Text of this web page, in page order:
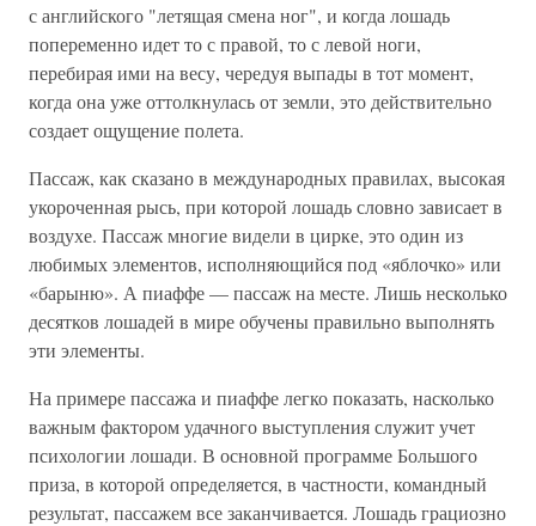
с английского "летящая смена ног", и когда лошадь
попеременно идет то с правой, то с левой ноги,
перебирая ими на весу, чередуя выпады в тот момент,
когда она уже оттолкнулась от земли, это действительно
создает ощущение полета.
Пассаж, как сказано в международных правилах, высокая
укороченная рысь, при которой лошадь словно зависает в
воздухе. Пассаж многие видели в цирке, это один из
любимых элементов, исполняющийся под «яблочко» или
«барыню». А пиаффе — пассаж на месте. Лишь несколько
десятков лошадей в мире обучены правильно выполнять
эти элементы.
На примере пассажа и пиаффе легко показать, насколько
важным фактором удачного выступления служит учет
психологии лошади. В основной программе Большого
приза, в которой определяется, в частности, командный
результат, пассажем все заканчивается. Лошадь грациозно